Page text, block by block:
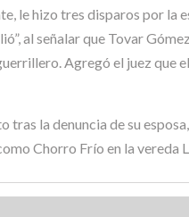
le hizo tres disparos por
al señalar que Tovar
Agregó el juez que
la denuncia de su
Chorro Frío en la vereda